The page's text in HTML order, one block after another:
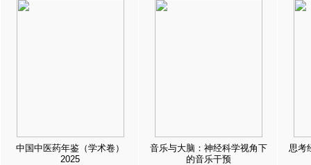
中国中医药年鉴（学术卷）
2025
音乐与大脑：神经科学视角下
的音乐干预
思考